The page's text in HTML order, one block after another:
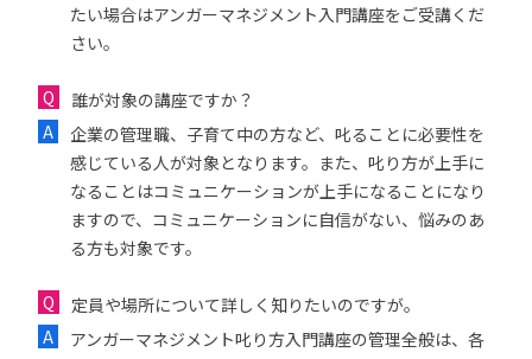
たい場合はアンガーマネジメント入門講座をご受講くだ
さい。
誰が対象の講座ですか？
企業の管理職、子育て中の方など、叱ることに必要性を
感じている人が対象となります。また、叱り方が上手に
なることはコミュニケーションが上手になることになり
ますので、コミュニケーションに自信がない、悩みのあ
る方も対象です。
定員や場所について詳しく知りたいのですが。
アンガーマネジメント叱り方入門講座の管理全般は、各